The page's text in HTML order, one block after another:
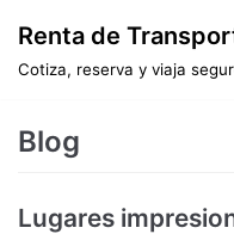
Saltar
al
Renta de
Cotiza, reserva y viaja
Blog
Lugares